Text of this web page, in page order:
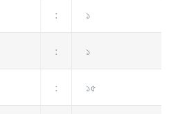
: ১
: ১
: ১৫